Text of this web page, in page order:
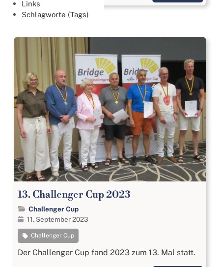
Links
Schlagworte (Tags)
13. Challenger Cup 2023
Challenger Cup
11. September 2023
Challenger Cup
Der Challenger Cup fand 2023 zum 13. Mal statt.